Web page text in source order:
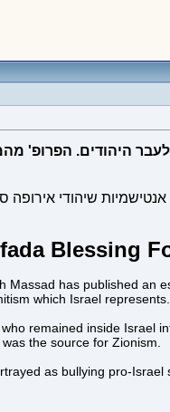
היהודים. הפרופ'
שיהודי
Blessing
Massad has published
which Israel represents.
remained inside Israel
the source for Zionism.
as bullying pro-